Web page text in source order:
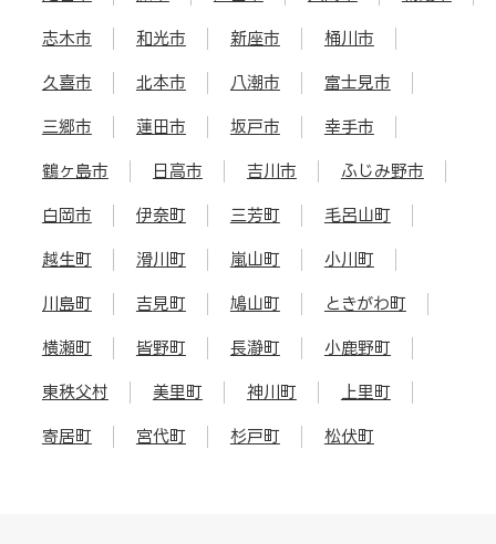
志木市 和光市 新座市 桶川市
久喜市 北本市 八潮市 富士見市
三郷市 蓮田市 坂戸市 幸手市
鶴ヶ島市 日高市 吉川市 ふじみ野市
白岡市 伊奈町 三芳町 毛呂山町
越生町 滑川町 嵐山町 小川町
川島町 吉見町 鳩山町 ときがわ町
横瀬町 皆野町 長瀞町 小鹿野町
東秩父村 美里町 神川町 上里町
寄居町 宮代町 杉戸町 松伏町